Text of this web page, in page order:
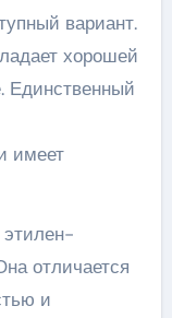
вариант.
хорошей
Единственный
имеет
отличается
и